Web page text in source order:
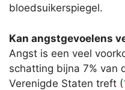
bloedsuikerspiegel.
Kan angstgevoelens
Angst is een veel
schatting bijna 7% van
Verenigde Staten treft (